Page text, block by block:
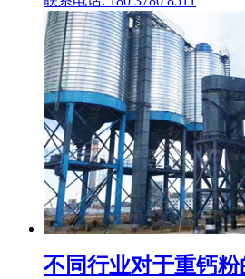
不同行业对于重钙